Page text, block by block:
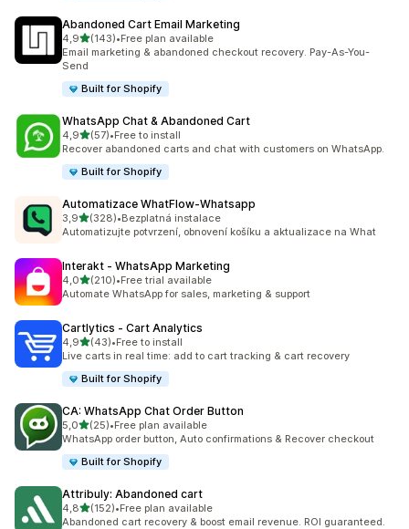
Abandoned Cart Email Marketing
4,9z 5 hvězd
(143)
Celkový počet recenzí: 143
•Free plan available
Email marketing & abandoned checkout recovery. Pay-As-You-
Send
Built for Shopify
WhatsApp Chat & Abandoned Cart
4,9z 5 hvězd
(57)
Celkový počet recenzí: 57
•Free to install
Recover abandoned carts and chat with customers on WhatsApp.
Built for Shopify
Automatizace WhatFlow‑Whatsapp
3,9z 5 hvězd
(328)
Celkový počet recenzí: 328
•Bezplatná instalace
Automatizujte potvrzení, obnovení košíku a aktualizace na What
Interakt ‑ WhatsApp Marketing
4,0z 5 hvězd
(210)
Celkový počet recenzí: 210
•Free trial available
Automate WhatsApp for sales, marketing & support
Cartlytics ‑ Cart Analytics
4,9z 5 hvězd
(43)
Celkový počet recenzí: 43
•Free to install
Live carts in real time: add to cart tracking & cart recovery
Built for Shopify
CA: WhatsApp Chat Order Button
5,0z 5 hvězd
(25)
Celkový počet recenzí: 25
•Free plan available
WhatsApp order button, Auto confirmations & Recover checkout
Built for Shopify
Attribuly: Abandoned cart
4,8z 5 hvězd
(152)
Celkový počet recenzí: 152
•Free plan available
Abandoned cart recovery & boost email revenue. ROI guaranteed.